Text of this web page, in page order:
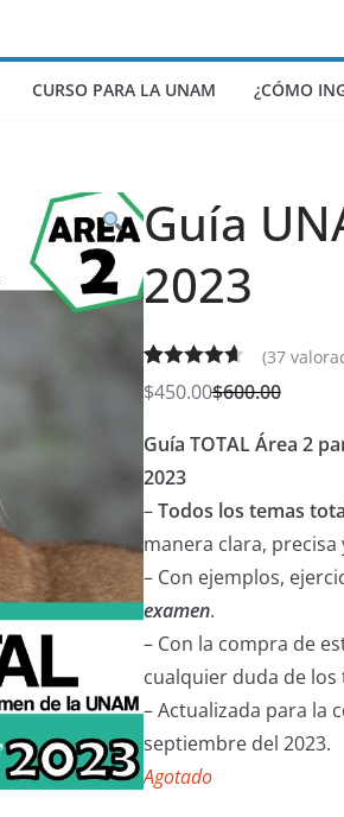
CURSO PARA LA UNAM ¿CÓMO
Guía
2023
Valorado
5 basado
en
37
puntuacione
clientes
(37
$600.00
$450.00
Guía TOTAL Área 2
2023
–Todos los temas
manera clara, precisa
– Con ejemplos,
examen.
– Con la compra de
cualquier duda de los
– Actualizada para la
septiembre del 2023.
Agotado